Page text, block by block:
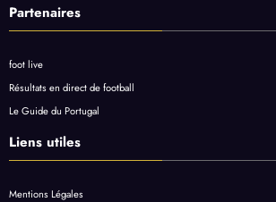
Partenaires
foot live
Résultats en direct de football
Le Guide du Portugal
Liens utiles
Mentions Légales